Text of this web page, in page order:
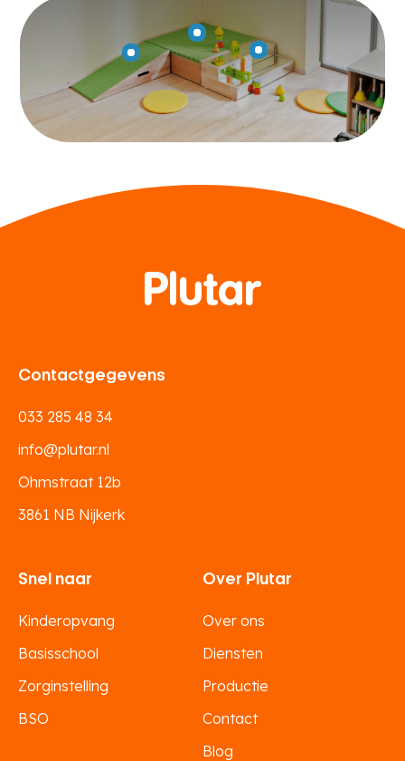
Contactgegevens
033 285 48 34
info@plutar.nl
Ohmstraat 12b
3861 NB Nijkerk
Snel naar
Kinderopvang
Basisschool
Zorginstelling
BSO
Over Plutar
Over ons
Diensten
Productie
Contact
Blog